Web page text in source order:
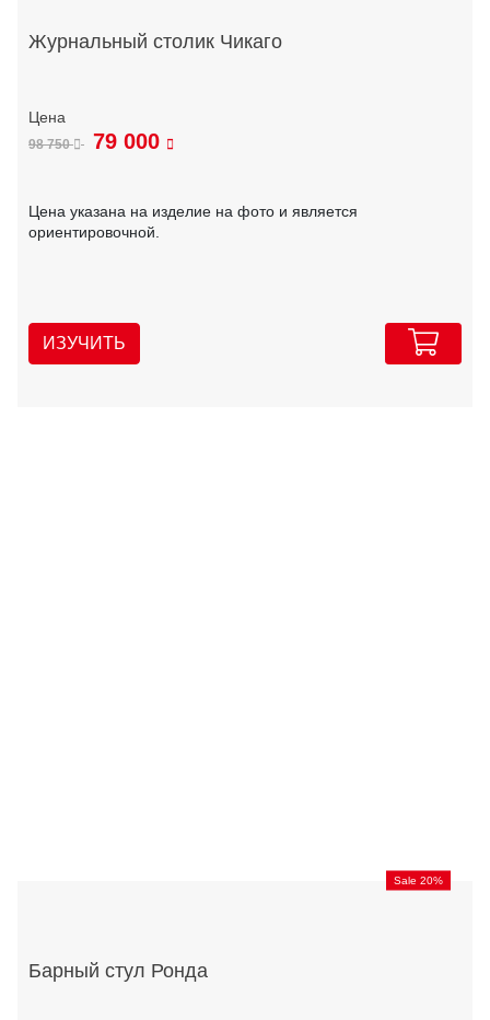
Журнальный столик Чикаго
98 750 79 000
Цена указана на изделие на фото и является
ориентировочной.
ИЗУЧИТЬ
Sale 20%
Барный стул Ронда